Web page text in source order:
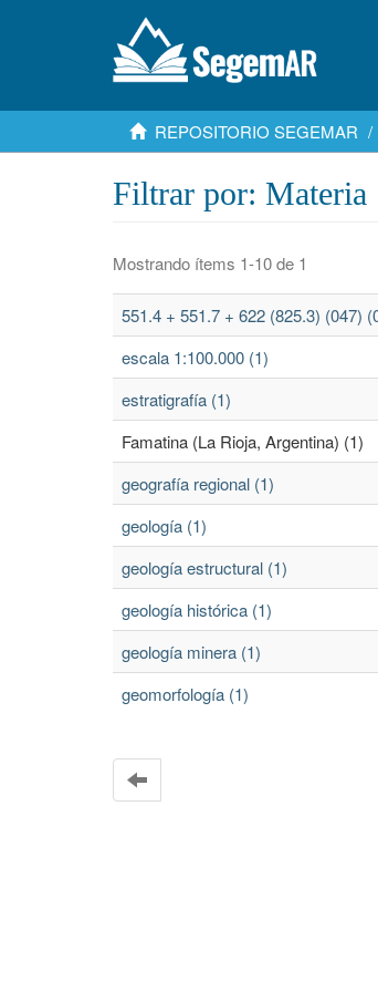
REPOSITORIO SEGEMAR
Filtrar por: Materia
Mostrando ítems 1-10 de 1
551.4 + 551.7 + 622 (825.3) (047)
escala 1:100.000 (1)
estratigrafía (1)
Famatina (La Rioja, Argentina) (1)
geografía regional (1)
geología (1)
geología estructural (1)
geología histórica (1)
geología minera (1)
geomorfología (1)